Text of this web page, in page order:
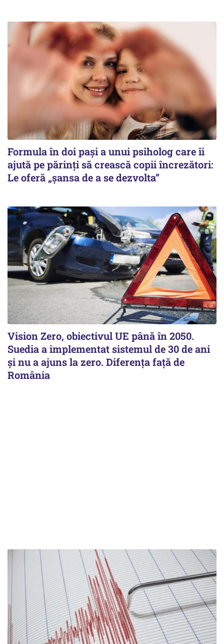
Formula în doi pași a unui psiholog care îi
ajută pe părinți să crească copii încrezători:
Le oferă „șansa de a se dezvolta”
Vision Zero, obiectivul UE până în 2050.
Suedia a implementat sistemul de 30 de ani
şi nu a ajuns la zero. Diferenţa faţă de
România